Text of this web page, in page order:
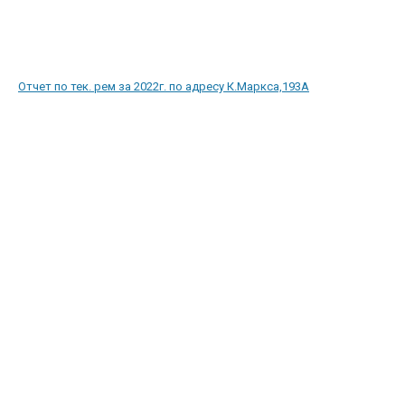
Отчет по тек. рем за 2022г. по адресу К.Маркса,193А